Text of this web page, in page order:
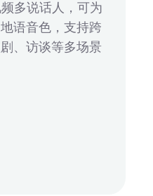
多说话人，可为
语音色，支持跨
、访谈等多场景